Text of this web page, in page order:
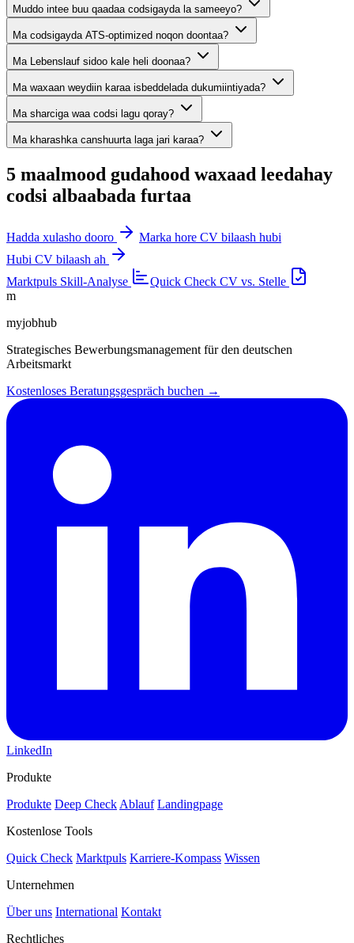
Muddo intee buu qaadaa codsigayda la sameeyo?
Ma codsigayda ATS-optimized noqon doontaa?
Ma Lebenslauf sidoo kale heli doonaa?
Ma waxaan weydiin karaa isbeddelada dukumiintiyada?
Ma sharciga waa codsi lagu qoray?
Ma kharashka canshuurta laga jari karaa?
5 maalmood gudahood waxaad leedahay
codsi albaabada furtaa
Hadda xulasho dooro
Marka hore CV bilaash hubi
Hubi CV bilaash ah
Marktpuls Skill-Analyse Quick Check CV vs. Stelle
m
myjobhub
Strategisches Bewerbungsmanagement für den deutschen
Arbeitsmarkt
Kostenloses Beratungsgespräch buchen →
LinkedIn
Produkte
Produkte Deep Check Ablauf Landingpage
Kostenlose Tools
Quick Check Marktpuls Karriere-Kompass Wissen
Unternehmen
Über uns International Kontakt
Rechtliches